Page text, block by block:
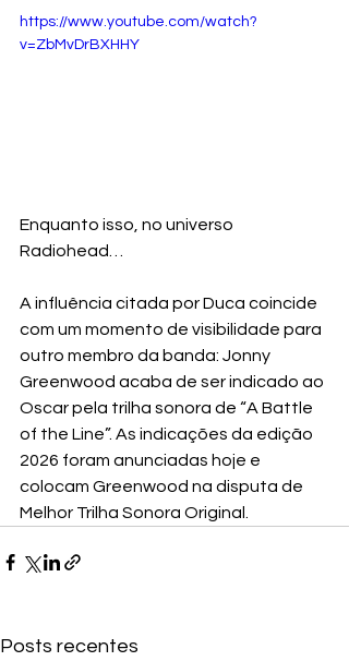
https://www.youtube.com/watch?
v=ZbMvDrBXHHY
Enquanto isso, no universo
Radiohead…
A influência citada por Duca coincide
com um momento de visibilidade para
outro membro da banda: Jonny
Greenwood acaba de ser indicado ao
Oscar pela trilha sonora de “A Battle
of the Line”. As indicações da edição
2026 foram anunciadas hoje e
colocam Greenwood na disputa de
Melhor Trilha Sonora Original.
Posts recentes